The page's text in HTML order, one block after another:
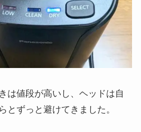
は値段が高いし、ヘッドは自
とずっと避けてきました。